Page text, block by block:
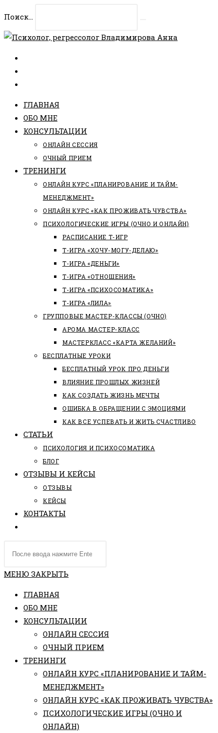
содержимому
Поиск...
ГЛАВНАЯ
ОБО МНЕ
КОНСУЛЬТАЦИИ
ОНЛАЙН СЕССИЯ
ОЧНЫЙ ПРИЕМ
ТРЕНИНГИ
ОНЛАЙН КУРС «ПЛАНИРОВАНИЕ И ТАЙМ-
МЕНЕДЖМЕНТ»
ОНЛАЙН КУРС «КАК ПРОЖИВАТЬ ЧУВСТВА»
ПСИХОЛОГИЧЕСКИЕ ИГРЫ (ОЧНО И ОНЛАЙН)
РАСПИСАНИЕ Т-ИГР
Т-ИГРА «ХОЧУ-МОГУ-ДЕЛАЮ»
Т-ИГРА «ДЕНЬГИ»
Т-ИГРА «ОТНОШЕНИЯ»
Т-ИГРА «ПСИХОСОМАТИКА»
Т-ИГРА «ЛИЛА»
ГРУППОВЫЕ МАСТЕР-КЛАССЫ (ОЧНО)
АРОМА МАСТЕР-КЛАСС
МАСТЕРКЛАСС «КАРТА ЖЕЛАНИЙ»
БЕСПЛАТНЫЕ УРОКИ
БЕСПЛАТНЫЙ УРОК ПРО ДЕНЬГИ
ВЛИЯНИЕ ПРОШЛЫХ ЖИЗНЕЙ
КАК СОЗДАТЬ ЖИЗНЬ МЕЧТЫ
ОШИБКА В ОБРАЩЕНИИ С ЭМОЦИЯМИ
КАК ВСЕ УСПЕВАТЬ И ЖИТЬ СЧАСТЛИВО
СТАТЬИ
ПCИХОЛОГИЯ И ПСИХОСОМАТИКА
БЛОГ
ОТЗЫВЫ И КЕЙСЫ
ОТЗЫВЫ
КЕЙСЫ
КОНТАКТЫ
ПО
САЙТУ
сайте
МЕНЮ ЗАКРЫТЬ
ГЛАВНАЯ
ОБО МНЕ
КОНСУЛЬТАЦИИ
ОНЛАЙН СЕССИЯ
ОЧНЫЙ ПРИЕМ
ТРЕНИНГИ
ОНЛАЙН КУРС «ПЛАНИРОВАНИЕ И ТАЙМ-
МЕНЕДЖМЕНТ»
ОНЛАЙН КУРС «КАК ПРОЖИВАТЬ ЧУВСТВА»
ПСИХОЛОГИЧЕСКИЕ ИГРЫ (ОЧНО И
ОНЛАЙН)